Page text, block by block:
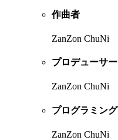
作曲者
ZanZon ChuNi
プロデューサー
ZanZon ChuNi
プログラミング
ZanZon ChuNi